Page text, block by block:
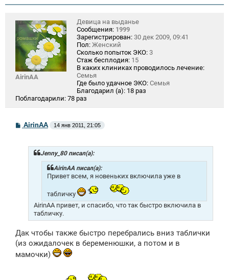
AirinAA
Девица на выданье
Сообщения: 1999
Зарегистрирован: 30 дек 2009, 09:41
Пол: Женский
Сколько попыток ЭКО: 3
Стаж бесплодия: 15
В каких клиниках проводилось лечение:
Семья
Где было удачное ЭКО: Семья
Благодарил (а): 18 раз
Поблагодарили: 78 раз
С
AirinAA 14 янв 2011, 21:05
Jenny_80 писал(а):
AirinAA писал(а):
Привет всем, я новеньких включила уже в
табличку
AirinAA привет, и спасибо, что так быстро включила в
табличку.
Дак чтобы также быстро перебрались вниз таблички
(из ожидалочек в беременюшки, а потом и в
мамочки)